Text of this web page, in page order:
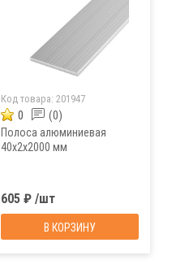
Код товара: 201947
0 (0)
Полоса алюминиевая
40х2х2000 мм
605 ₽ /шт
В КОРЗИНУ